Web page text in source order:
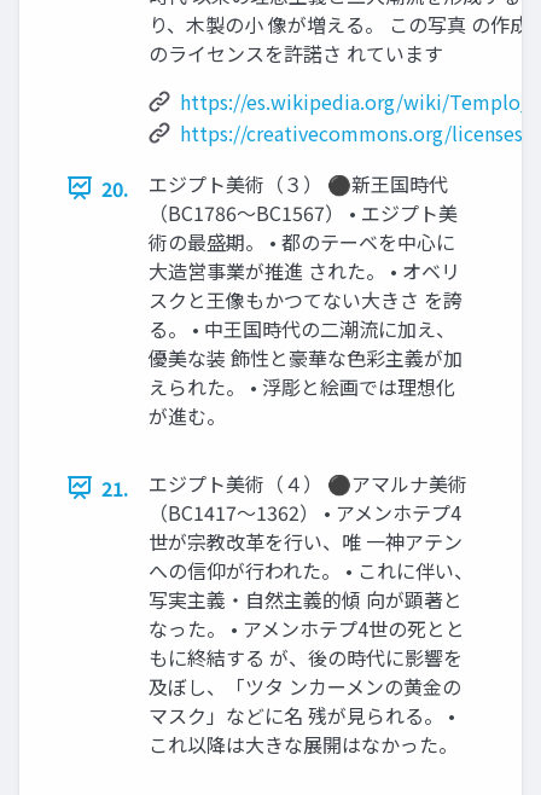
り、木製の小 像が増える。 この写真 の作成
のライセンスを許諾さ れています
https://es.wikipedia.org/wiki/
https://creativecommons.org/licenses/
20.
エジプト美術（３） ⚫新王国時代
（BC1786～BC1567） • エジプト美
術の最盛期。 • 都のテーベを中心に
大造営事業が推進 された。 • オベリ
スクと王像もかつてない大きさ を誇
る。 • 中王国時代の二潮流に加え、
優美な装 飾性と豪華な色彩主義が加
えられた。 • 浮彫と絵画では理想化
が進む。
21.
エジプト美術（４） ⚫アマルナ美術
（BC1417～1362） • アメンホテプ4
世が宗教改革を行い、唯 一神アテン
への信仰が行われた。 • これに伴い、
写実主義・自然主義的傾 向が顕著と
なった。 • アメンホテプ4世の死とと
もに終結する が、後の時代に影響を
及ぼし、「ツタ ンカーメンの黄金の
マスク」などに名 残が見られる。 •
これ以降は大きな展開はなかった。